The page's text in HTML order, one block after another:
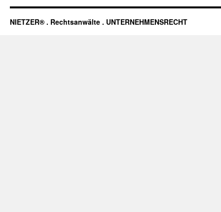
NIETZER® . Rechtsanwälte . UNTERNEHMENSRECHT